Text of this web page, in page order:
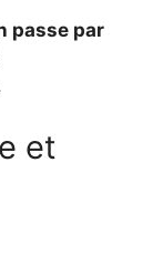
passe par
et